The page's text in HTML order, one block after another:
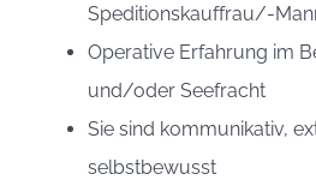
Speditionskauffrau/-
Operative Erfahrung im
und/oder Seefracht
Sie sind kommunikativ,
selbstbewusst